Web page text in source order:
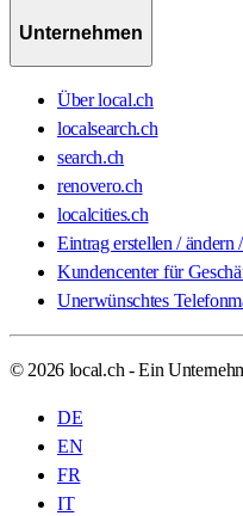
Unternehmen
Über local.ch
localsearch.ch
search.ch
renovero.ch
localcities.ch
Eintrag erstellen / ändern
Kundencenter für
Unerwünschtes
© 2026 local.ch - Ein
DE
EN
FR
IT